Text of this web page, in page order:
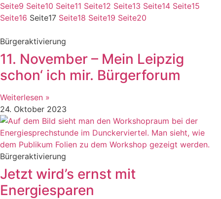
Seite9 Seite10 Seite11 Seite12 Seite13 Seite14 Seite15
Seite16 Seite17 Seite18 Seite19 Seite20
Bürgeraktivierung
11. November – Mein Leipzig
schon‘ ich mir. Bürgerforum
Weiterlesen »
24. Oktober 2023
Bürgeraktivierung
Jetzt wird’s ernst mit
Energiesparen